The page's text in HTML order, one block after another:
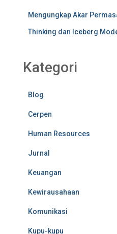
Mengungkap Akar
Thinking dan Iceberg
Kategori
Blog
Cerpen
Human Resources
Jurnal
Keuangan
Kewirausahaan
Komunikasi
Kupu-kupu